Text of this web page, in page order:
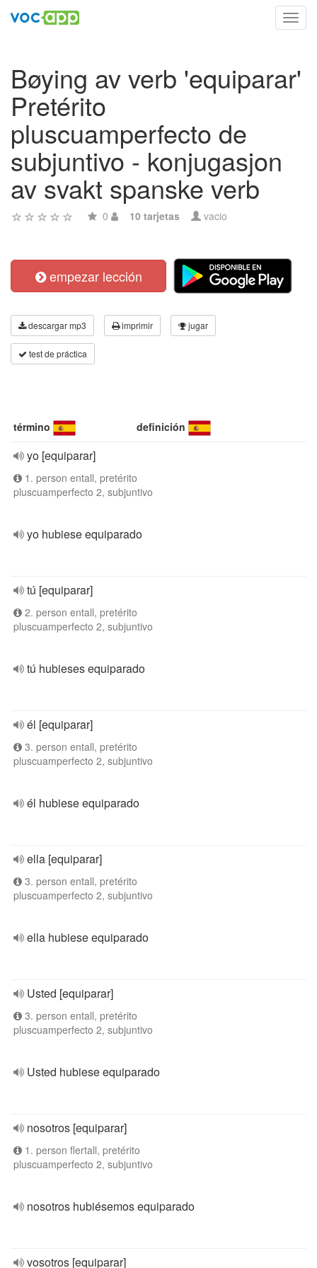
Bøying av verb 'equiparar'
Pretérito
pluscuamperfecto de
subjuntivo - konjugasjon
av svakt spanske verb
0 10 tarjetas vacio
empezar lección
descargar mp3 imprimir jugar
test de práctica
término definición
yo [equiparar]
1. person entall, pretérito
pluscuamperfecto 2, subjuntivo
yo hubiese equiparado
tú [equiparar]
2. person entall, pretérito
pluscuamperfecto 2, subjuntivo
tú hubieses equiparado
él [equiparar]
3. person entall, pretérito
pluscuamperfecto 2, subjuntivo
él hubiese equiparado
ella [equiparar]
3. person entall, pretérito
pluscuamperfecto 2, subjuntivo
ella hubiese equiparado
Usted [equiparar]
3. person entall, pretérito
pluscuamperfecto 2, subjuntivo
Usted hubiese equiparado
nosotros [equiparar]
1. person flertall, pretérito
pluscuamperfecto 2, subjuntivo
nosotros hubiésemos equiparado
vosotros [equiparar]